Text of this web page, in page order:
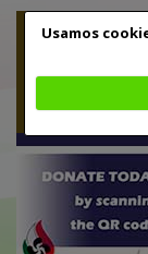
Usamos